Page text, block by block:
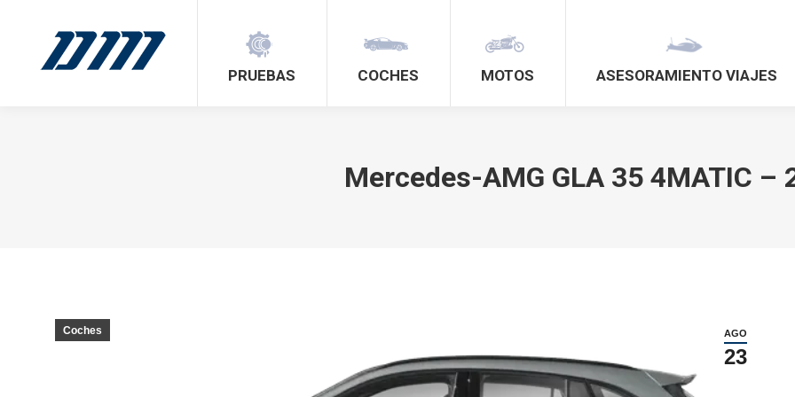
PRUEBAS COCHES MOTOS ASESORAMIENTO VIAJES
Mercedes-AMG GLA 35 4MATIC –
AGO
23
Coches